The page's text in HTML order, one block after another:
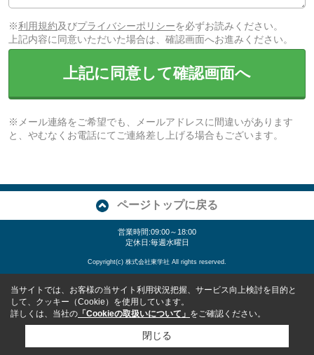
※利用規約及びプライバシーポリシーを必ずお読みください。
上記内容に同意いただいた場合は、確認画面へお進みください。
上記に同意して確認画面へ
※メール連絡をご希望でも、メールアドレスに間違いがあります
と、やむなくお電話にてご連絡差し上げる場合もございます。
ページトップに戻る
営業時間:09:00～18:00
定休日:毎週水曜日
Copyright(c) 株式会社東学社 All rights reserved.
当サイトでは、お客様の当サイト利用状況把握、サービス向上検討を目的と
して、クッキー（Cookie）を使用しています。
詳しくは、当社の 「Cookieの取扱いについて」 をご確認ください。
閉じる